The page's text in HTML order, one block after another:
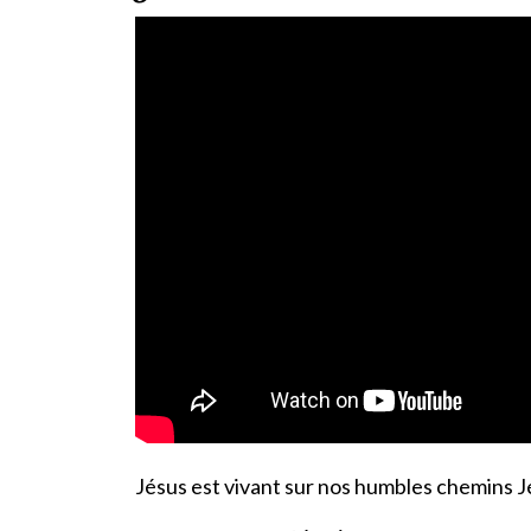
Jésus est vivant sur nos humbles chemins